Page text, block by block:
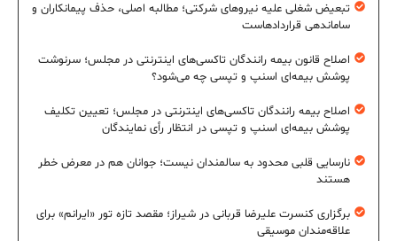
تبعیض شغلی علیه نیروهای شرکتی؛ مطالبه اصلی، حذف پیمانکاران و
ساماندهی قراردادهاست
اصلاح قانون بیمه رانندگان تاکسی‌های اینترنتی در مجلس؛ سرنوشت
پوشش بیمه‌ای اسنپ و تپسی چه می‌شود؟
اصلاح بیمه رانندگان تاکسی‌های اینترنتی در مجلس؛ تعیین تکلیف
پوشش بیمه‌ای اسنپ و تپسی در انتظار رأی نمایندگان
نارسایی قلبی محدود به سالمندان نیست؛ جوانان هم در معرض خطر
هستند
برگزاری کنسرت علیرضا قربانی در شیراز؛ مقصد تازه تور «ایرانم» برای
علاقه‌مندان موسیقی